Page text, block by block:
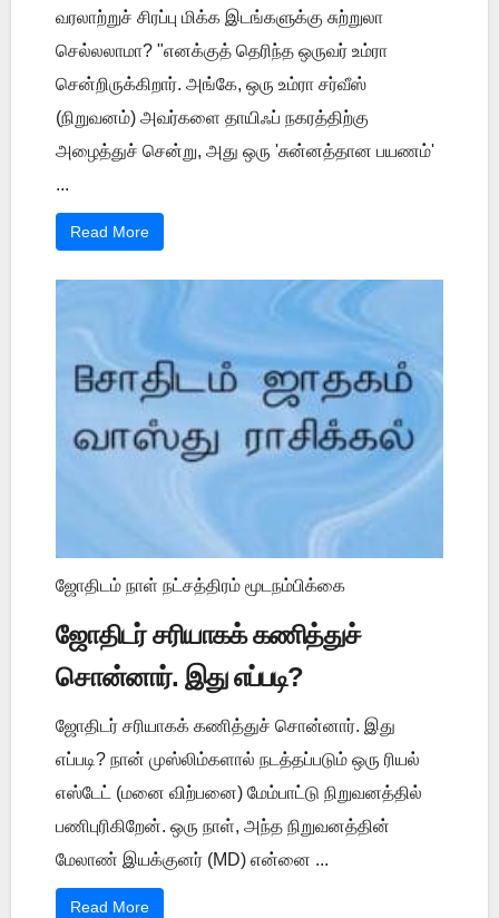
வரலாற்றுச் சிரப்பு மிக்க இடங்களுக்கு சுற்றுலா
செல்லலாமா? "எனக்குத் தெரிந்த ஒருவர் உம்ரா
சென்றிருக்கிறார். அங்கே, ஒரு உம்ரா சர்வீஸ்
(நிறுவனம்) அவர்களை தாயிஃப் நகரத்திற்கு
அழைத்துச் சென்று, அது ஒரு 'சுன்னத்தான பயணம்'
...
Read More
ஜோதிடம் நாள் நட்சத்திரம் மூடநம்பிக்கை
ஜோதிடர் சரியாகக் கணித்துச்
சொன்னார். இது எப்படி?
ஜோதிடர் சரியாகக் கணித்துச் சொன்னார். இது
எப்படி? நான் முஸ்லிம்களால் நடத்தப்படும் ஒரு ரியல்
எஸ்டேட் (மனை விற்பனை) மேம்பாட்டு நிறுவனத்தில்
பணிபுரிகிறேன். ஒரு நாள், அந்த நிறுவனத்தின்
மேலாண் இயக்குனர் (MD) என்னை ...
Read More